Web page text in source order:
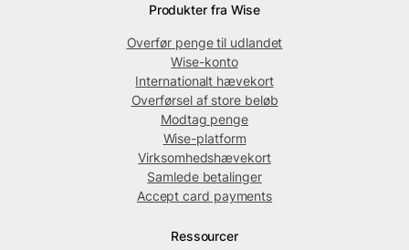
Produkter fra Wise
Overfør penge til udlandet
Wise-konto
Internationalt hævekort
Overførsel af store beløb
Modtag penge
Wise-platform
Virksomhedshævekort
Samlede betalinger
Accept card payments
Ressourcer